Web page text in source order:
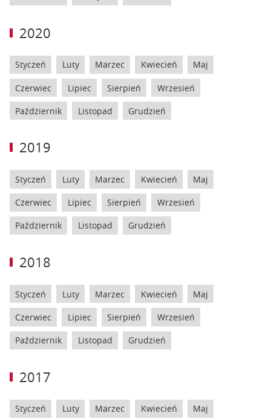
2020
Styczeń Luty Marzec Kwiecień Maj
Czerwiec Lipiec Sierpień Wrzesień
Październik Listopad Grudzień
2019
Styczeń Luty Marzec Kwiecień Maj
Czerwiec Lipiec Sierpień Wrzesień
Październik Listopad Grudzień
2018
Styczeń Luty Marzec Kwiecień Maj
Czerwiec Lipiec Sierpień Wrzesień
Październik Listopad Grudzień
2017
Styczeń Luty Marzec Kwiecień Maj